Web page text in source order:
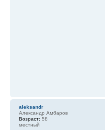
aleksandr
Александр Амбаров
Возраст: 58
местный